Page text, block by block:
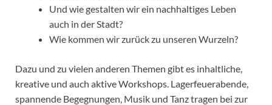
Und wie gestalten wir ein nachhaltiges Leben
auch in der Stadt?
Wie kommen wir zurück zu unseren Wurzeln?
Dazu und zu vielen anderen Themen gibt es inhaltliche,
kreative und auch aktive Workshops. Lagerfeuerabende,
spannende Begegnungen, Musik und Tanz tragen bei zur